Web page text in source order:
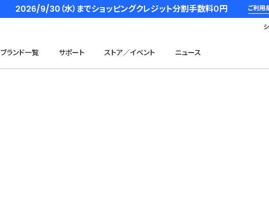
2026/9/30（水）までショッピングクレジット分割手数料０円 ご利用
ブランド一覧 サポート ストア／イベント ニュース